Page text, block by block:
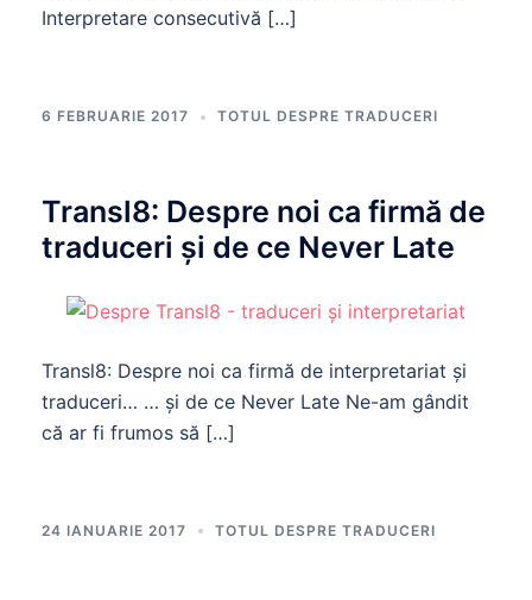
Interpretare consecutivă […]
6 FEBRUARIE 2017 TOTUL DESPRE TRADUCERI
Transl8: Despre noi ca firmă de
traduceri şi de ce Never Late
Transl8: Despre noi ca firmă de interpretariat și
traduceri… … și de ce Never Late Ne-am gândit
că ar fi frumos să […]
24 IANUARIE 2017 TOTUL DESPRE TRADUCERI